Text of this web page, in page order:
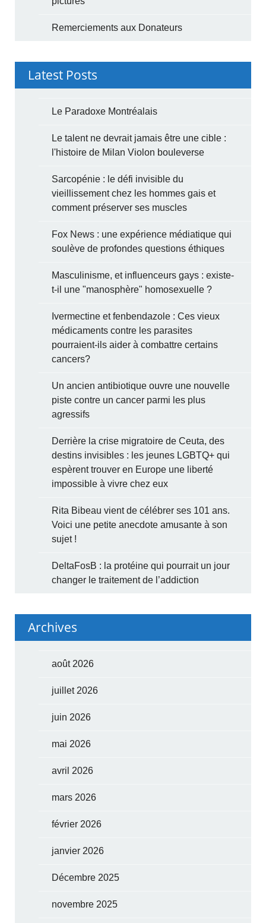
Remerciements aux Donateurs
Latest Posts
Le Paradoxe Montréalais
Le talent ne devrait jamais être une cible :
l'histoire de Milan Violon bouleverse
Sarcopénie : le défi invisible du
vieillissement chez les hommes gais et
comment préserver ses muscles
Fox News : une expérience médiatique qui
soulève de profondes questions éthiques
Masculinisme, et influenceurs gays : existe-
t-il une "manosphère" homosexuelle ?
Ivermectine et fenbendazole : Ces vieux
médicaments contre les parasites
pourraient-ils aider à combattre certains
cancers?
Un ancien antibiotique ouvre une nouvelle
piste contre un cancer parmi les plus
agressifs
Derrière la crise migratoire de Ceuta, des
destins invisibles : les jeunes LGBTQ+ qui
espèrent trouver en Europe une liberté
impossible à vivre chez eux
Rita Bibeau vient de célébrer ses 101 ans.
Voici une petite anecdote amusante à son
sujet !
DeltaFosB : la protéine qui pourrait un jour
changer le traitement de l’addiction
Archives
août 2026
juillet 2026
juin 2026
mai 2026
avril 2026
mars 2026
février 2026
janvier 2026
Décembre 2025
novembre 2025